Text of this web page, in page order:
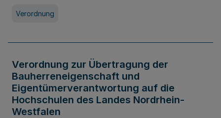
Verordnung
Verordnung zur Übertragung der
Bauherreneigenschaft und
Eigentümerverantwortung auf die
Hochschulen des Landes Nordrhein-
Westfalen